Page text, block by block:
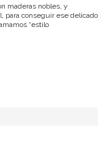
maderas nobles, y
para conseguir ese delicado
“estilo